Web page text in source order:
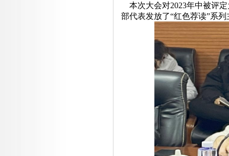
本次大会对2023年中被评
部代表发放了“红色荐读”系